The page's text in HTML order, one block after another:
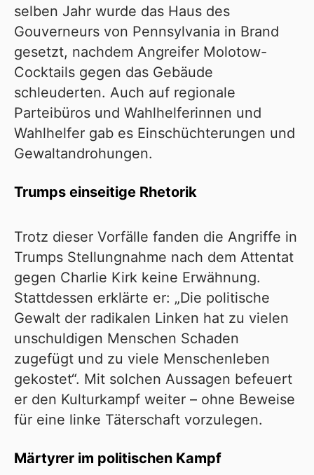
selben Jahr wurde das Haus des
Gouverneurs von Pennsylvania in Brand
gesetzt, nachdem Angreifer Molotow-
Cocktails gegen das Gebäude
schleuderten. Auch auf regionale
Parteibüros und Wahlhelferinnen und
Wahlhelfer gab es Einschüchterungen und
Gewaltandrohungen.
Trumps einseitige Rhetorik
Trotz dieser Vorfälle fanden die Angriffe in
Trumps Stellungnahme nach dem Attentat
gegen Charlie Kirk keine Erwähnung.
Stattdessen erklärte er: „Die politische
Gewalt der radikalen Linken hat zu vielen
unschuldigen Menschen Schaden
zugefügt und zu viele Menschenleben
gekostet“. Mit solchen Aussagen befeuert
er den Kulturkampf weiter – ohne Beweise
für eine linke Täterschaft vorzulegen.
Märtyrer im politischen Kampf